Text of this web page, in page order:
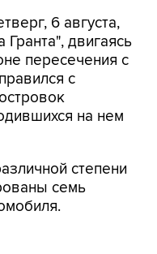
6 августа,
двигаясь
пересечения с
с
на нем
степени
семь